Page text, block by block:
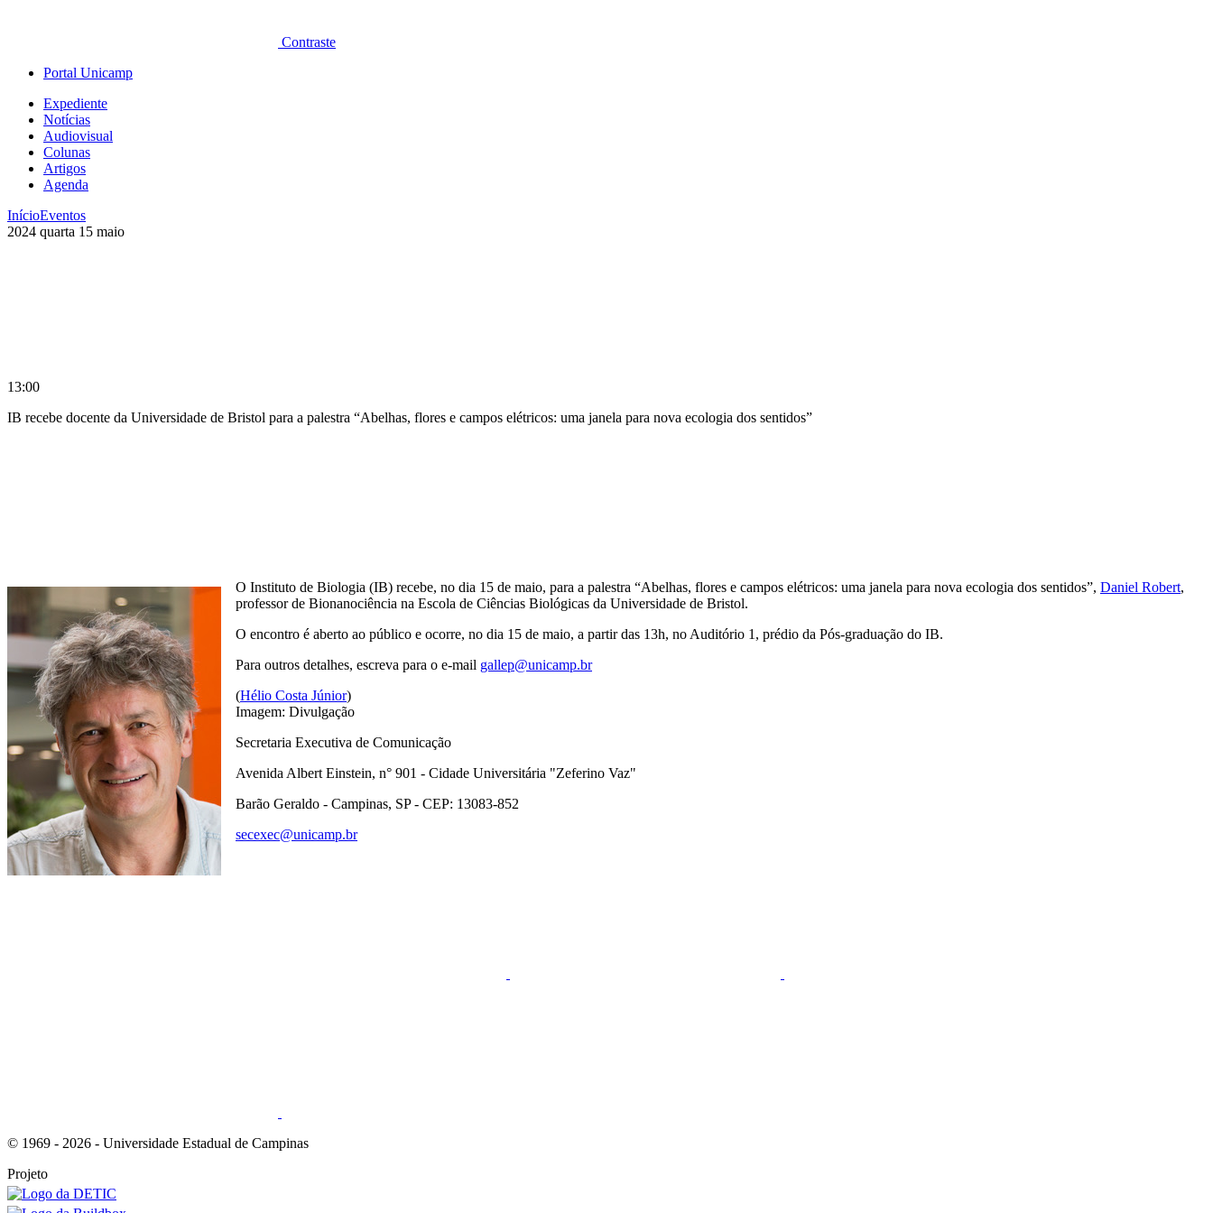
Contraste
Portal Unicamp
Expediente
Notícias
Audiovisual
Colunas
Artigos
Agenda
InícioEventos
2024 quarta 15 maio
13:00
IB recebe docente da Universidade de Bristol para a palestra “Abelhas, flores e campos elétricos: uma janela para nova ecologia dos sentidos”
O Instituto de Biologia (IB) recebe, no dia 15 de maio, para a palestra “Abelhas, flores e campos elétricos: uma janela para nova ecologia dos sentidos”, Daniel Robert,
professor de Bionanociência na Escola de Ciências Biológicas da Universidade de Bristol.
O encontro é aberto ao público e ocorre, no dia 15 de maio, a partir das 13h, no Auditório 1, prédio da Pós-graduação do IB.
Para outros detalhes, escreva para o e-mail gallep@unicamp.br
(Hélio Costa Júnior)
Imagem: Divulgação
Secretaria Executiva de Comunicação
Avenida Albert Einstein, n° 901 - Cidade Universitária "Zeferino Vaz"
Barão Geraldo - Campinas, SP - CEP: 13083-852
secexec@unicamp.br
© 1969 - 2026 - Universidade Estadual de Campinas
Projeto